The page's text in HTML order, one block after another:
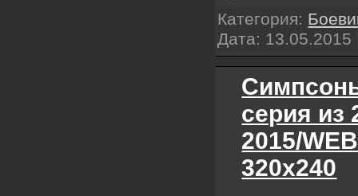
Категория:
Дата: 13.05.2015
серия из
2015/
320х240